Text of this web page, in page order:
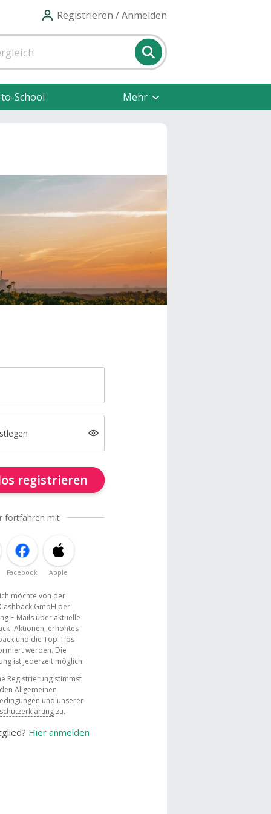
Registrieren / Anmelden
School Mehr
registrieren
fortfahren mit
Facebook Apple
ich möchte von der
GmbH per
E-Mails über aktuelle
Aktionen, erhöhtes
und die Top-Tips
werden. Die
ist jederzeit möglich.
Registrierung stimmst
Allgemeinen
und unserer
zu.
Hier anmelden